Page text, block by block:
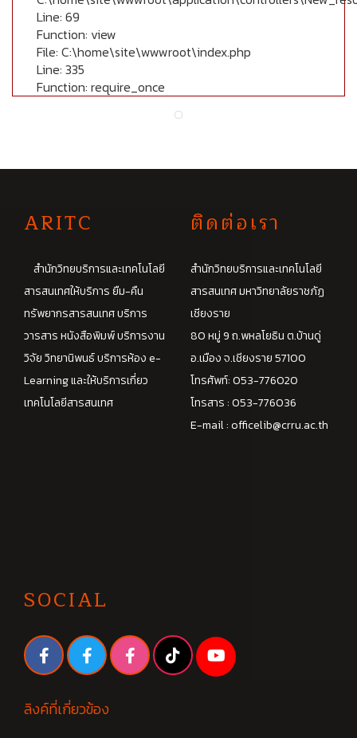
Line: 69
Function: view
File: C:\home\site\wwwroot\index.php
Line: 335
Function: require_once
ARITC
สำนักวิทยบริการและเทคโนโลยี
สารสนเทศให้บริการ ยืม-คืน
ทรัพยากรสารสนเทศ บริการ
วารสาร หนังสือพิมพ์ บริการงาน
วิจัย วิทยานิพนธ์ บริการห้อง e-
Learning และให้บริการเกี่ยว
เทคโนโลยีสารสนเทศ
ติดต่อเรา
สำนักวิทยบริการและเทคโนโลยี
สารสนเทศ มหาวิทยาลัยราชภัฏ
เชียงราย
80 หมู่ 9 ถ.พหลโยธิน ต.บ้านดู่
อ.เมือง จ.เชียงราย 57100
โทรศัพท์: 053-776020
โทรสาร : 053-776036
E-mail :officelib@crru.ac.th
SOCIAL
ลิงค์ที่เกี่ยวข้อง